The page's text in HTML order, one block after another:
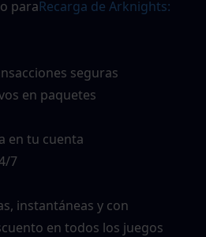
paraRecarga de Arknights:
seguras
en paquetes
en tu cuenta
7
instantáneas y con
en todos los juegos